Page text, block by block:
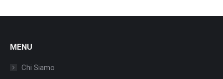
MENU
Chi Siamo